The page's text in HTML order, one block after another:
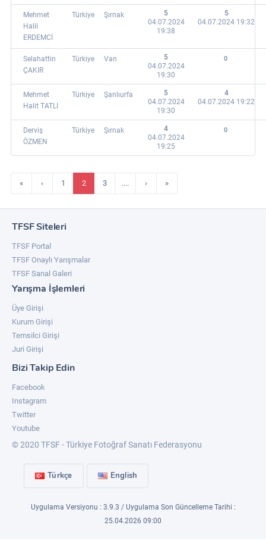
Mehmet
Halil
ERDEMCİ
Türkiye Şırnak
5
04.07.2024
19:38
5
04.07.2024 19:32
Selahattin
ÇAKIR
Türkiye Van
5
04.07.2024
19:30
0
Mehmet
Halit TATLI
Türkiye Şanlıurfa
5
04.07.2024
19:30
4
04.07.2024 19:22
Derviş
ÖZMEN
Türkiye Şırnak
4
04.07.2024
19:25
0
« ‹ 1 2 3 .... › »
TFSF Siteleri
TFSF Portal
TFSF Onaylı Yarışmalar
TFSF Sanal Galeri
Yarışma İşlemleri
Üye Girişi
Kurum Girişi
Temsilci Girişi
Juri Girişi
Bizi Takip Edin
Facebook
Instagram
Twitter
Youtube
© 2020 TFSF - Türkiye Fotoğraf Sanatı Federasyonu
Türkçe English
Uygulama Versiyonu : 3.9.3 / Uygulama Son Güncelleme Tarihi :
25.04.2026 09:00